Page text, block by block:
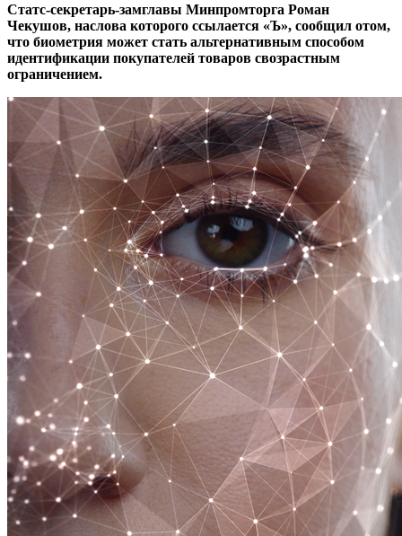
Статс-секретарь-замглавы Минпромторга Роман
Чекушов, наслова которого ссылается «Ъ», сообщил отом,
что биометрия может стать альтернативным способом
идентификации покупателей товаров свозрастным
ограничением.